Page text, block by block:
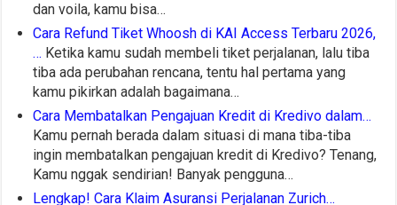
dan voila, kamu bisa…
Cara Refund Tiket Whoosh di KAI Access Terbaru 2026,
… Ketika kamu sudah membeli tiket perjalanan, lalu tiba
tiba ada perubahan rencana, tentu hal pertama yang
kamu pikirkan adalah bagaimana…
Cara Membatalkan Pengajuan Kredit di Kredivo dalam…
Kamu pernah berada dalam situasi di mana tiba-tiba
ingin membatalkan pengajuan kredit di Kredivo? Tenang,
Kamu nggak sendirian! Banyak pengguna…
Lengkap! Cara Klaim Asuransi Perjalanan Zurich…